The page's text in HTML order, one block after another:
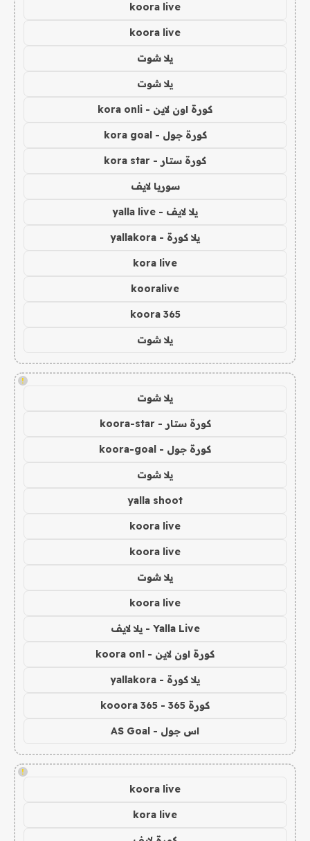
koora live
koora live
يلا شوت
يلا شوت
كورة اون لاين - kora onli
كورة جول - kora goal
كورة ستار - kora star
سوريا لايف
يلا لايف - yalla live
يلا كورة - yallakora
kora live
kooralive
koora 365
يلا شوت
!
يلا شوت
كورة ستار - koora-star
كورة جول - koora-goal
يلا شوت
yalla shoot
koora live
koora live
يلا شوت
koora live
Yalla Live - يلا لايف
كورة اون لاين - koora onl
يلا كورة - yallakora
كورة 365 - kooora 365
اس جول - AS Goal
!
koora live
kora live